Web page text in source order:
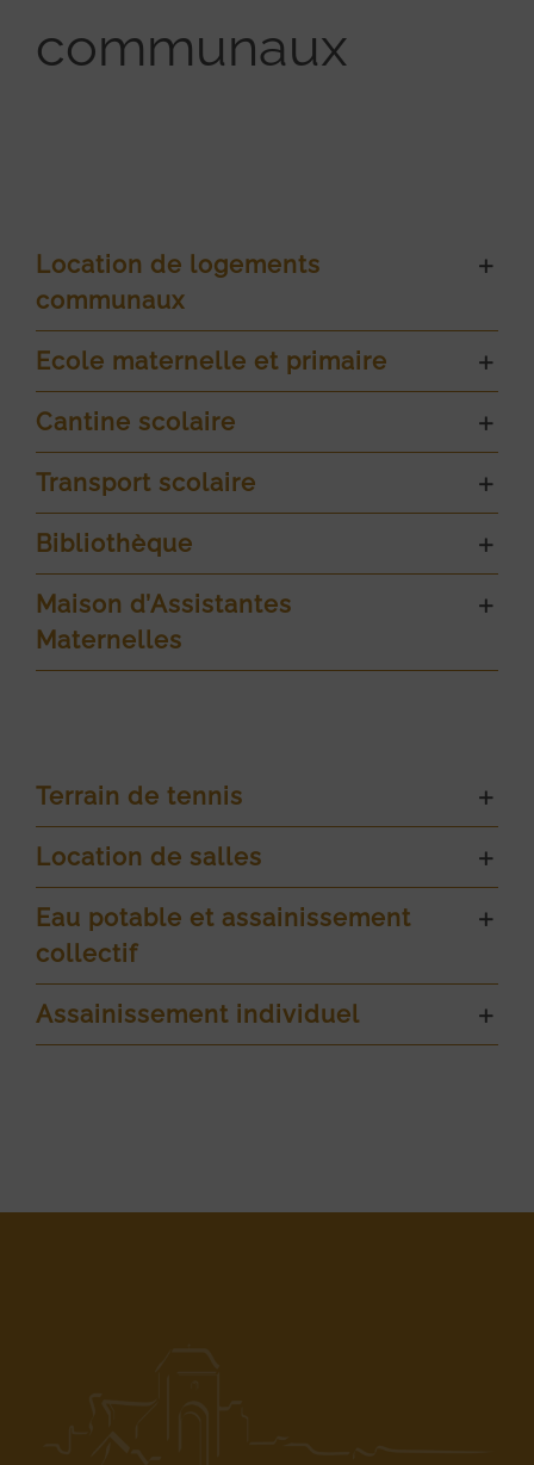
communaux
Location de logements
communaux
Ecole maternelle et primaire
Cantine scolaire
Transport scolaire
Bibliothèque
Maison d’Assistantes
Maternelles
Terrain de tennis
Location de salles
Eau potable et assainissement
collectif
Assainissement individuel